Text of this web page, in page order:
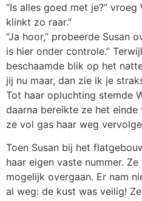
“Is alles goed met je?”
klinkt zo raar.”
“Ja hoor,” probeerde Susan
is hier onder controle.”
beschaamde blik op het
jij nu maar, dan zie ik je
Tot haar opluchting stemde
daarna bereikte ze het
ze vol gas haar weg
Toen Susan bij het
haar eigen vaste nummer.
mogelijk overgaan. Er nam
al weg: de kust was veilig!